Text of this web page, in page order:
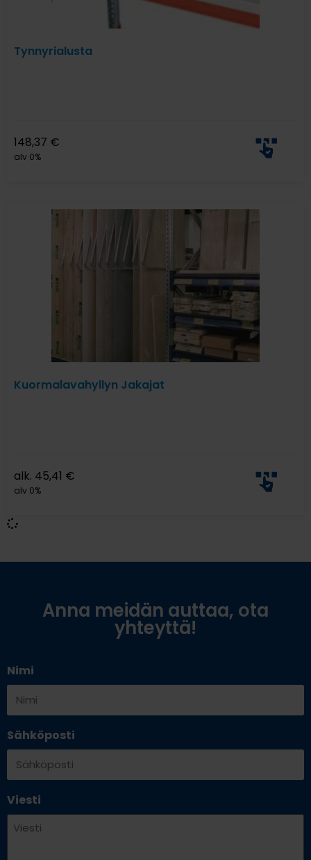
Tynnyrialusta
148,37 €
alv 0%
Kuormalavahyllyn Jakajat
alk. 45,41 €
alv 0%
Anna meidän auttaa, ota
yhteyttä!
Nimi
Sähköposti
Viesti